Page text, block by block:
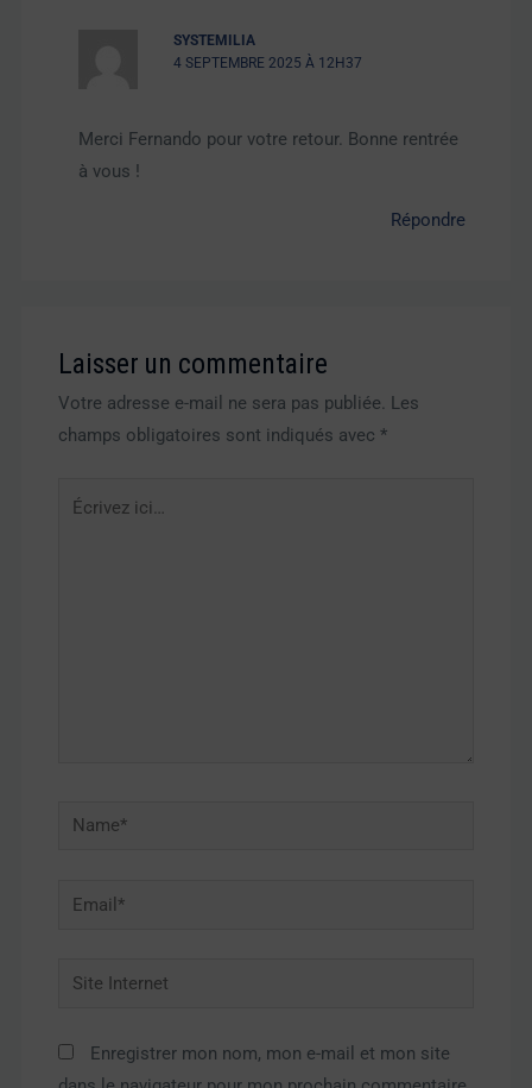
SYSTEMILIA
4 SEPTEMBRE 2025 À 12H37
Merci Fernando pour votre retour. Bonne rentrée
à vous !
Répondre
Laisser un commentaire
Votre adresse e-mail ne sera pas publiée. Les
champs obligatoires sont indiqués avec*
Écrivez
Name*
Email*
Site
Enregistrer mon nom, mon e-mail et mon site